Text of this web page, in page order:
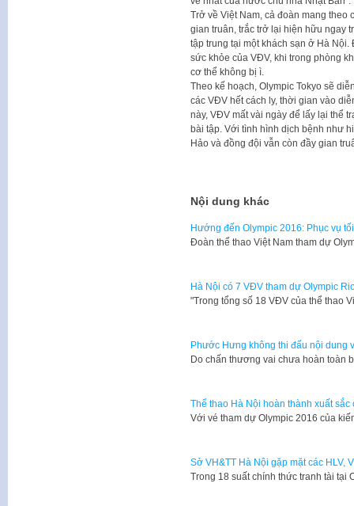
Trở về Việt Nam, cả đoàn mang
gian truân, trắc trở lại hiện hữu ngay
tập trung tại một khách sạn ở Hà
sức khỏe của VĐV, khi trong phòng
cơ thể không bị ì.
Theo kế hoạch, Olympic Tokyo sẽ
các VĐV hết cách ly, thời gian vào
này, VĐV mất vài ngày để lấy lại thể
bài tập. Với tình hình dịch bệnh như
Hảo và đồng đội vẫn còn đầy gian
Nội dung khác
Hướng đến Olympic 2016: Phục vụ
Đoàn thể thao Việt Nam tham dự
Hà Nội có 7 VĐV tham dự Olympic
"Trong tổng số 18 VĐV của thể thao
Phước Hưng không thi đấu nội dung
Do chấn thương vai chưa hoàn toàn
Thể thao Hà Nội hoàn thành xuất
Với vé tham dự Olympic 2016 của
Sở VH&TT Hà Nội gặp mặt các HLV,
Trong 18 suất chính thức tranh tài